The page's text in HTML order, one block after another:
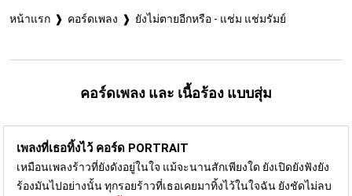
หน้าแรก คอร์ดเพลง ยังไม่ตายอีกหรือ - แช่ม แช่มรัมย์
คอร์ดเพลง และ เนื้อร้อง แบบสุ่ม
เพลงที่เธอทิ้งไว้ คอร์ด PORTRAIT
เหมือนเพลงร้าวที่ยังดังอยู่ในใจ แม้จะนานสักเพียงใด ยังเปิดยังฟังยัง
ร้องมันไปอย่างนั้น ทุกรอยร้าวที่เธอเคยมาทิ้งไว้ในใจฉัน ยังชัดไม่ลบ